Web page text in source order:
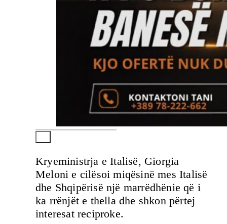
Kryeministrja e Italisë, Giorgia
Meloni e cilësoi miqësinë mes Italisë
dhe Shqipërisë një marrëdhënie që i
ka rrënjët e thella dhe shkon përtej
interesat reciproke.